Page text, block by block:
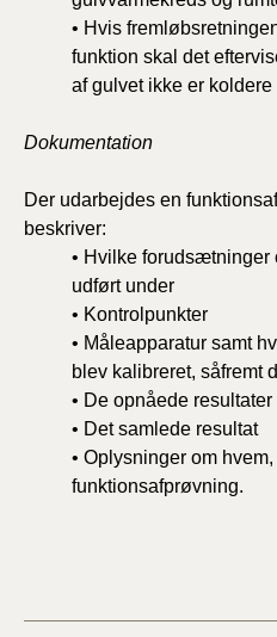
• Hvis
funktion skal det
af gulvet ikke er
Dokumentation
Der udarbejdes en
beskriver:
• Hvilke forudsætninger
udført under
• Kontrolpunkter
• Måleapparatur samt
blev kalibreret, såfremt
• De opnåede resultater
• Det samlede resultat
• Oplysninger om
funktionsafprøvning.